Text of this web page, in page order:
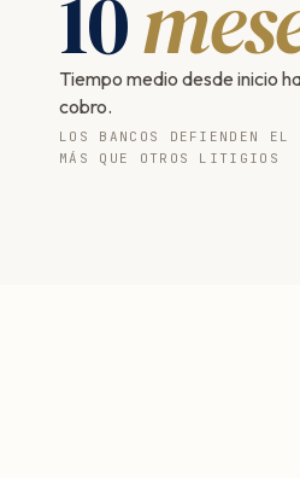
10
Tiempo medio desde inicio
cobro.
LOS BANCOS DEFIENDEN EL
MÁS QUE OTROS LITIGIOS